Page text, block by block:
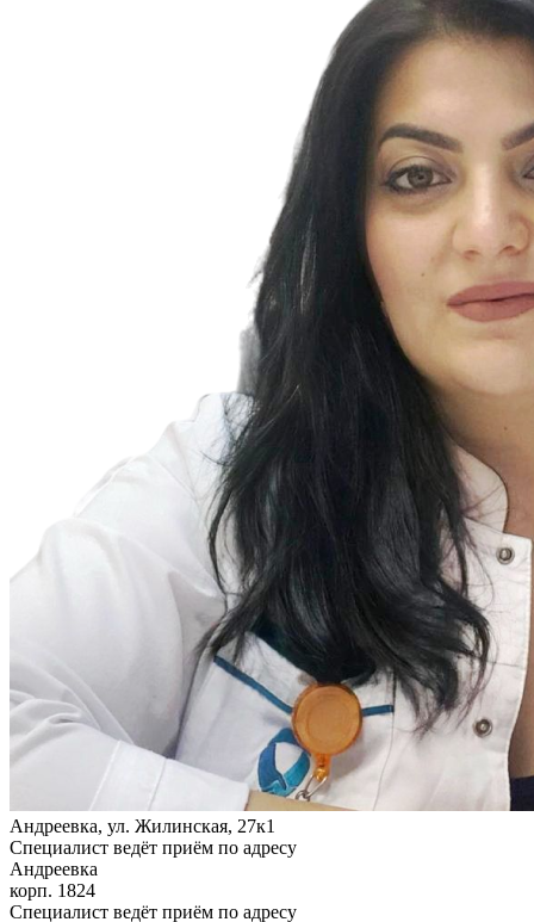
Андреевка, ул. Жилинская, 27к1
Специалист ведёт приём по адресу
Андреевка
корп. 1824
Специалист ведёт приём по адресу